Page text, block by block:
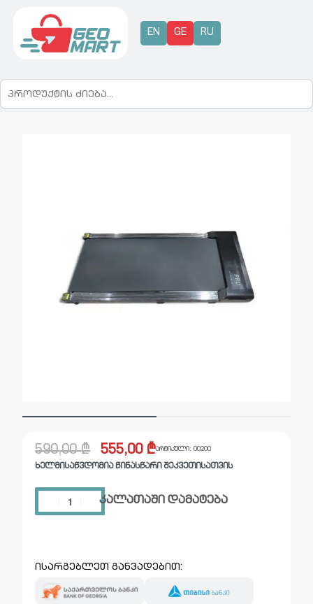
EN GE RU
590,00₾ 555,00 ₾არტიკული: 00200
ᲮᲔᲚᲛᲘᲡᲐᲬᲕᲓᲝᲛᲘᲐ ᲬᲘᲜᲐᲡᲬᲐᲠᲘ ᲨᲔᲙᲕᲔᲗᲘᲡᲐᲗᲕᲘᲡ
კალათაში დამატება
ისარგებლეთ განვადებით: